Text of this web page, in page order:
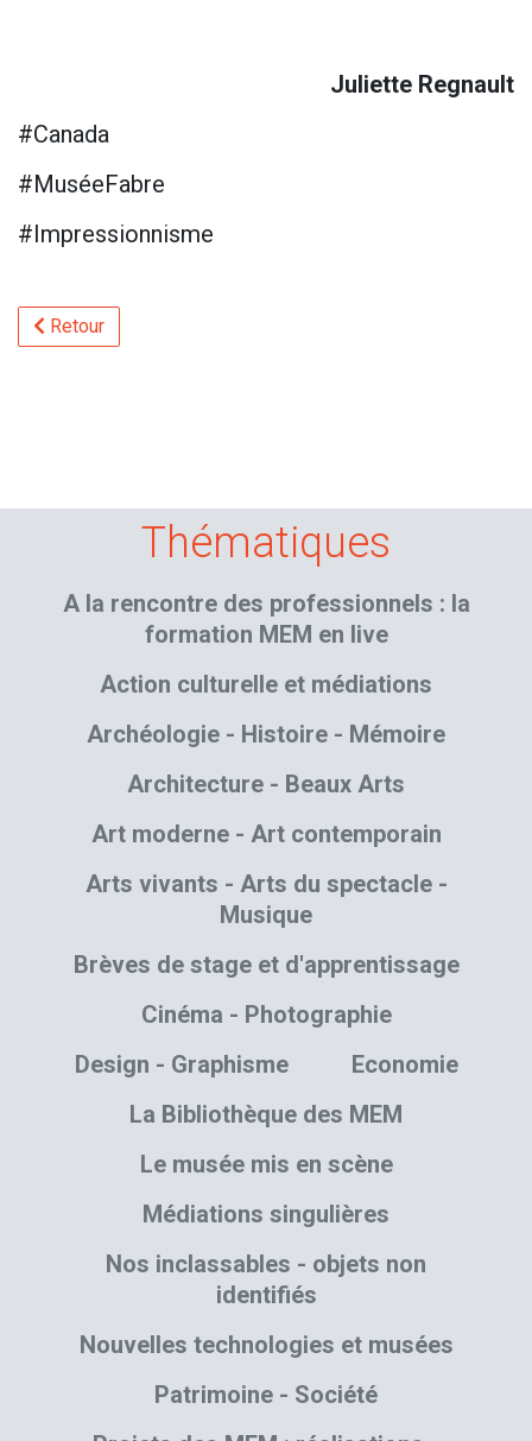
Juliette Regnault
#Canada
#MuséeFabre
#Impressionnisme
Retour
Thématiques
A la rencontre des professionnels : la
formation MEM en live
Action culturelle et médiations
Archéologie - Histoire - Mémoire
Architecture - Beaux Arts
Art moderne - Art contemporain
Arts vivants - Arts du spectacle -
Musique
Brèves de stage et d'apprentissage
Cinéma - Photographie
Design - Graphisme
Economie
La Bibliothèque des MEM
Le musée mis en scène
Médiations singulières
Nos inclassables - objets non
identifiés
Nouvelles technologies et musées
Patrimoine - Société